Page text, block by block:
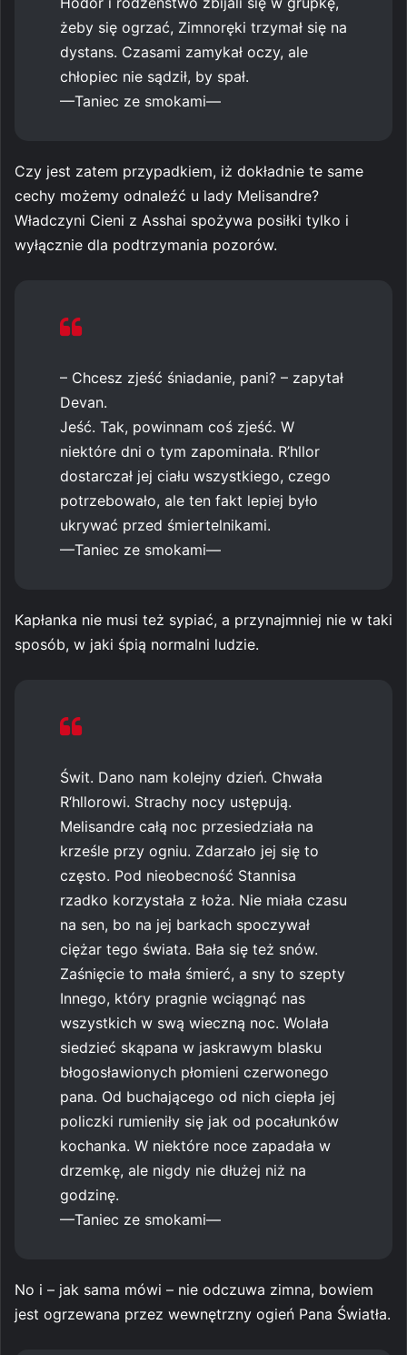
żeby się ogrzać, Zimnoręki trzymał się na
dystans. Czasami zamykał oczy, ale
chłopiec nie sądził, by spał.
—Taniec ze smokami—
Czy jest zatem przypadkiem, iż dokładnie te same
cechy możemy odnaleźć u lady Melisandre?
Władczyni Cieni z Asshai spożywa posiłki tylko i
wyłącznie dla podtrzymania pozorów.
– Chcesz zjeść śniadanie, pani? – zapytał
Devan.
Jeść. Tak, powinnam coś zjeść. W
niektóre dni o tym zapominała. R’hllor
dostarczał jej ciału wszystkiego, czego
potrzebowało, ale ten fakt lepiej było
ukrywać przed śmiertelnikami.
—Taniec ze smokami—
Kapłanka nie musi też sypiać, a przynajmniej nie w taki
sposób, w jaki śpią normalni ludzie.
Świt. Dano nam kolejny dzień. Chwała
R‘hllorowi. Strachy nocy ustępują.
Melisandre całą noc przesiedziała na
krześle przy ogniu. Zdarzało jej się to
często. Pod nieobecność Stannisa
rzadko korzystała z łoża. Nie miała czasu
na sen, bo na jej barkach spoczywał
ciężar tego świata. Bała się też snów.
Zaśnięcie to mała śmierć, a sny to szepty
Innego, który pragnie wciągnąć nas
wszystkich w swą wieczną noc. Wolała
siedzieć skąpana w jaskrawym blasku
błogosławionych płomieni czerwonego
pana. Od buchającego od nich ciepła jej
policzki rumieniły się jak od pocałunków
kochanka. W niektóre noce zapadała w
drzemkę, ale nigdy nie dłużej niż na
godzinę.
—Taniec ze smokami—
No i – jak sama mówi – nie odczuwa zimna, bowiem
jest ogrzewana przez wewnętrzny ogień Pana Światła.